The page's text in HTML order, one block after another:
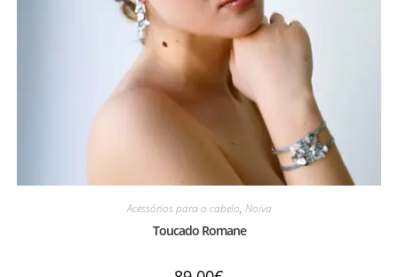
Acessórios para o cabelo, Noiva
Toucado Romane